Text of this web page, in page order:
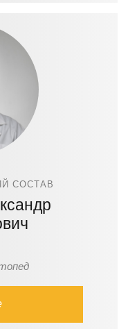
СОСТАВ